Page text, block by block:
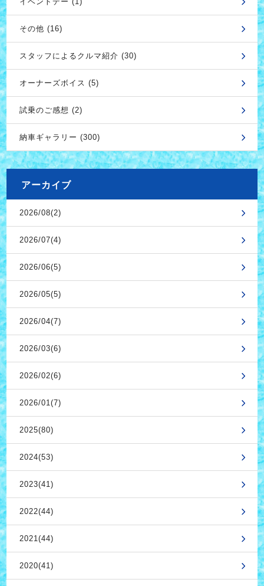
その他 (16)
スタッフによるクルマ紹介 (30)
オーナーズボイス (5)
試乗のご感想 (2)
納車ギャラリー (300)
アーカイブ
2026/08(2)
2026/07(4)
2026/06(5)
2026/05(5)
2026/04(7)
2026/03(6)
2026/02(6)
2026/01(7)
2025(80)
2024(53)
2023(41)
2022(44)
2021(44)
2020(41)